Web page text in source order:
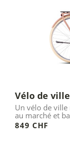
Vélo de
Un vélo de
au marché et
849 CHF